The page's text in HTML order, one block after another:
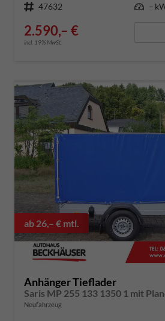
Fahrzeugnummer 47632 Leistung –
2.590,– €
incl. 19% MwSt.
ab 26,– € mtl.
Anhänger Tieflader
Neufahrzeug